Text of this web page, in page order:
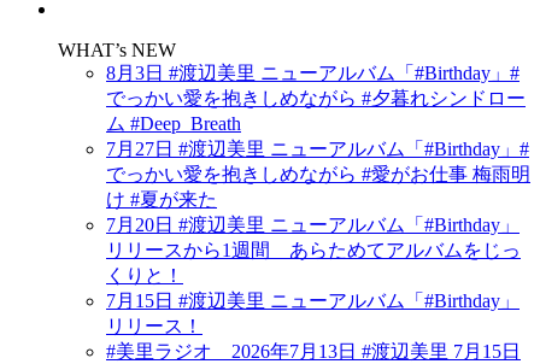
WHAT’s NEW
8月3日 #渡辺美里 ニューアルバム「#Birthday」#
でっかい愛を抱きしめながら #夕暮れシンドロー
ム #Deep_Breath
7月27日 #渡辺美里 ニューアルバム「#Birthday」#
でっかい愛を抱きしめながら #愛がお仕事 梅雨明
け #夏が来た
7月20日 #渡辺美里 ニューアルバム「#Birthday」
リリースから1週間 あらためてアルバムをじっ
くりと！
7月15日 #渡辺美里 ニューアルバム「#Birthday」
リリース！
#美里ラジオ 2026年7月13日 #渡辺美里 7月15日